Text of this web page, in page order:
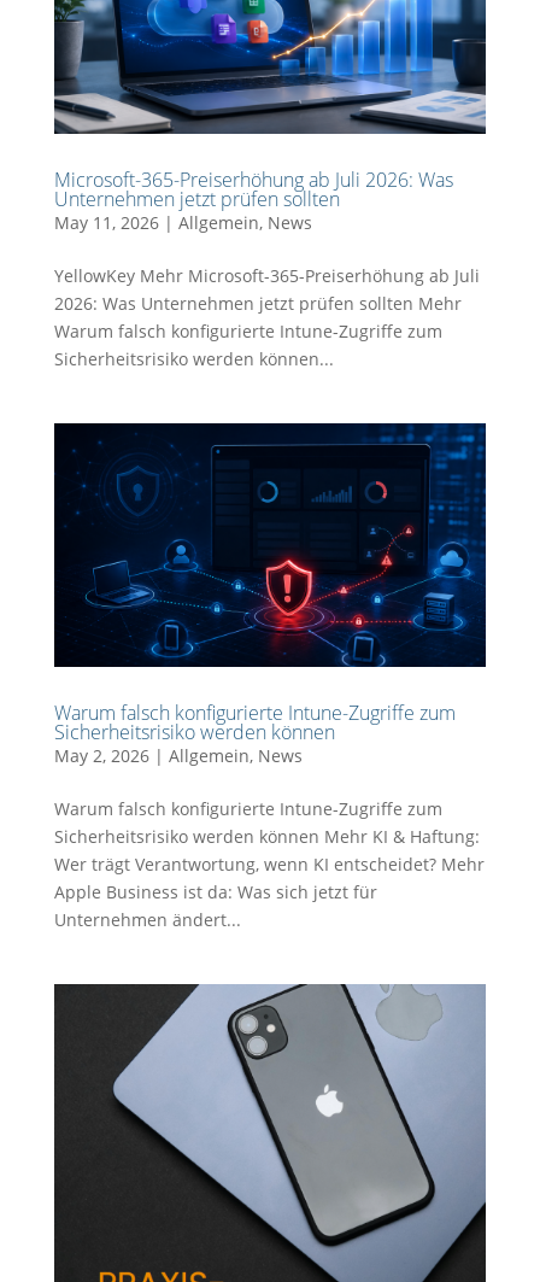
Microsoft-365-Preiserhöhung ab Juli 2026: Was
Unternehmen jetzt prüfen sollten
May 11, 2026| Allgemein, News
YellowKey Mehr Microsoft-365-Preiserhöhung ab Juli
2026: Was Unternehmen jetzt prüfen sollten Mehr
Warum falsch konfigurierte Intune-Zugriffe zum
Sicherheitsrisiko werden können...
Warum falsch konfigurierte Intune-Zugriffe zum
Sicherheitsrisiko werden können
May 2, 2026| Allgemein, News
Warum falsch konfigurierte Intune-Zugriffe zum
Sicherheitsrisiko werden können Mehr KI & Haftung:
Wer trägt Verantwortung, wenn KI entscheidet? Mehr
Apple Business ist da: Was sich jetzt für
Unternehmen ändert...